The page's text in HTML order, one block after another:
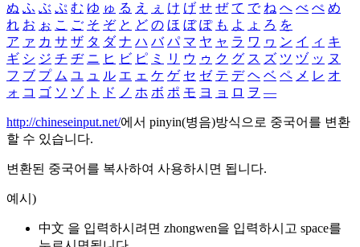
ぬ ふ ぶ ぷ む ゆ ゅ る え ぇ け げ せ ぜ て で ね へ べ ぺ め
れ お ぉ こ ご そ ぞ と ど の ほ ぼ ぽ も よ ょ ろ を
ア ァ カ サ ザ タ ダ ナ ハ バ パ マ ヤ ャ ラ ワ ヮ ン イ ィ キ
ギ シ ジ チ ヂ ニ ヒ ビ ピ ミ リ ウ ゥ ク グ ス ズ ツ ヅ ッ ヌ
フ ブ プ ム ユ ュ ル エ ェ ケ ゲ セ ゼ テ デ ヘ ベ ペ メ レ オ
ォ コ ゴ ソ ゾ ト ド ノ ホ ボ ポ モ ヨ ョ ロ ヲ ―
http://chineseinput.net/에서 pinyin(병음)방식으로 중국어를 변환
할 수 있습니다.
변환된 중국어를 복사하여 사용하시면 됩니다.
예시)
中文 을 입력하시려면 zhongwen을 입력하시고 space를